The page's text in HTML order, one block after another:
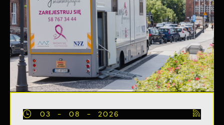
03 - 08 - 2026